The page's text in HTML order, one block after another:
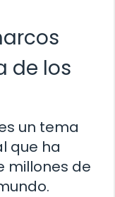
de los
un tema
que ha
millones de